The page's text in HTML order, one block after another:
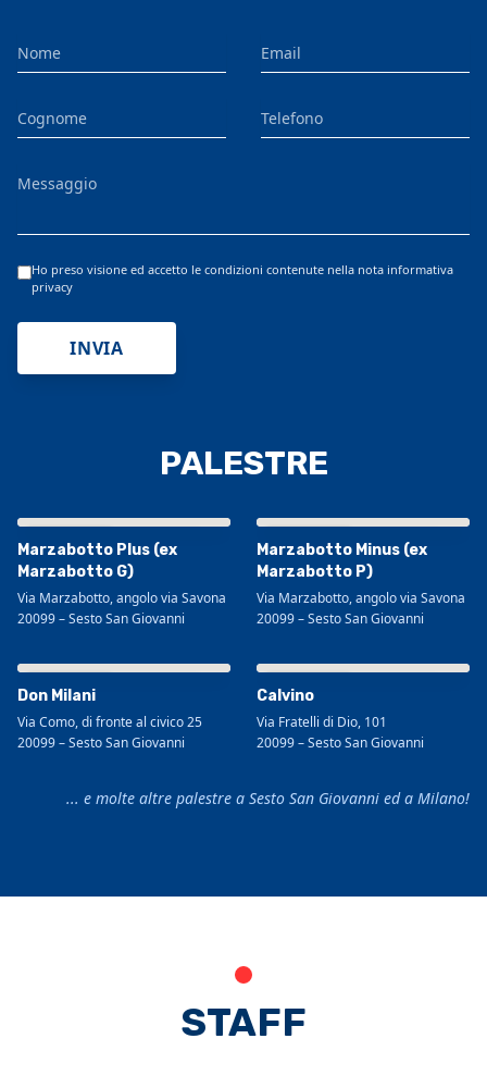
Nome Email
Cognome Telefono
Messaggio
Ho preso visione ed accetto le condizioni contenute nella nota informativa
privacy
INVIA
PALESTRE
Marzabotto Plus (ex
Marzabotto G)
Via Marzabotto, angolo via Savona
20099–Sesto San Giovanni
Marzabotto Minus (ex
Marzabotto P)
Via Marzabotto, angolo via Savona
20099–Sesto San Giovanni
Don Milani
Via Como, di fronte al civico 25
20099–Sesto San Giovanni
Calvino
Via Fratelli di Dio, 101
20099–Sesto San Giovanni
... e molte altre palestre a Sesto San Giovanni ed a Milano!
STAFF